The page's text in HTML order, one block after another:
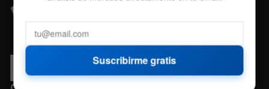
Suscribirme gratis